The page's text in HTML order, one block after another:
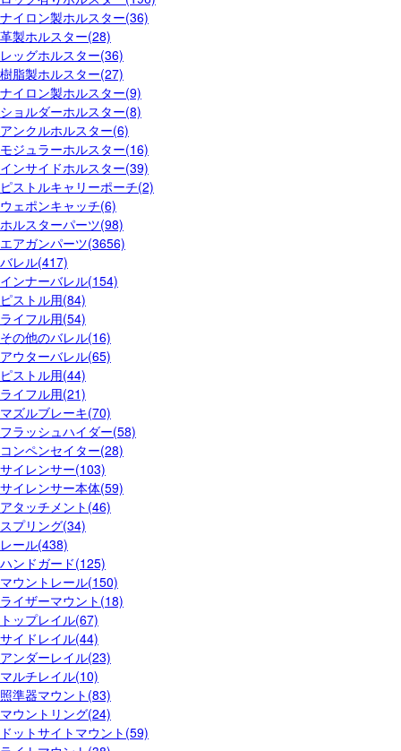
ナイロン製ホルスター(36)
革製ホルスター(28)
レッグホルスター(36)
樹脂製ホルスター(27)
ナイロン製ホルスター(9)
ショルダーホルスター(8)
アンクルホルスター(6)
モジュラーホルスター(16)
インサイドホルスター(39)
ピストルキャリーポーチ(2)
ウェポンキャッチ(6)
ホルスターパーツ(98)
エアガンパーツ(3656)
バレル(417)
インナーバレル(154)
ピストル用(84)
ライフル用(54)
その他のバレル(16)
アウターバレル(65)
ピストル用(44)
ライフル用(21)
マズルブレーキ(70)
フラッシュハイダー(58)
コンペンセイター(28)
サイレンサー(103)
サイレンサー本体(59)
アタッチメント(46)
スプリング(34)
レール(438)
ハンドガード(125)
マウントレール(150)
ライザーマウント(18)
トップレイル(67)
サイドレイル(44)
アンダーレイル(23)
マルチレイル(10)
照準器マウント(83)
マウントリング(24)
ドットサイトマウント(59)